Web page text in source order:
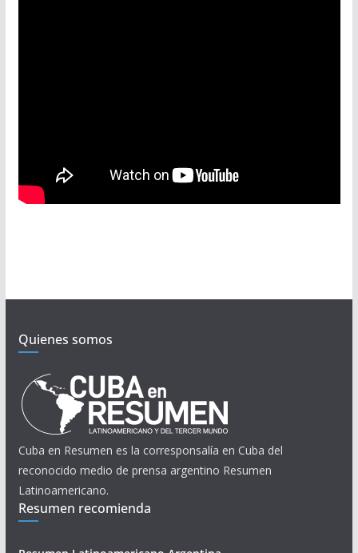
Quienes somos
Cuba en Resumen es la corresponsalía en Cuba del
reconocido medio de prensa argentino Resumen
Latinoamericano.
Resumen recomienda